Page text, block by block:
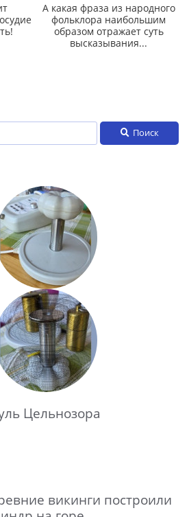
А какая фраза из народного
фольклора наибольшим
образом отражает суть
высказывания...
Поиск
Цельнозора
викинги построили